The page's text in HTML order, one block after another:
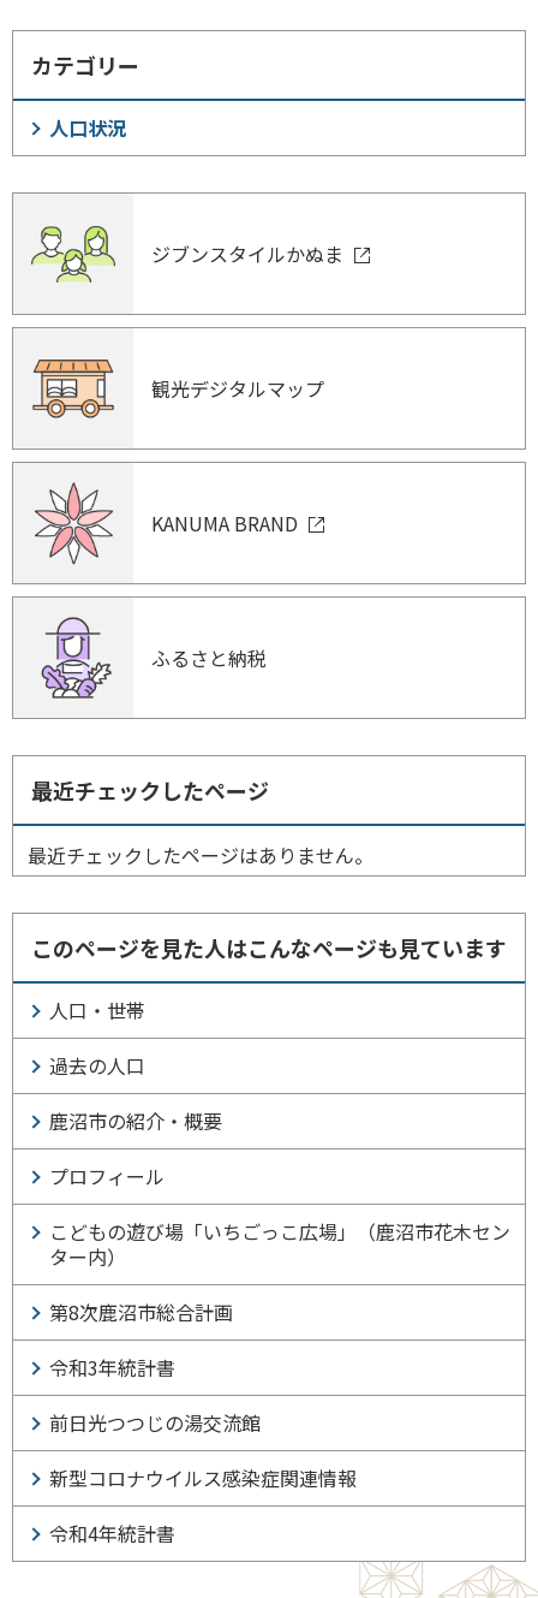
カテゴリー
人口状況
ジブンスタイルかぬま
観光デジタルマップ
KANUMA BRAND
ふるさと納税
最近チェックしたページ
最近チェックしたページはありません。
このページを見た人はこんなページも見ています
人口・世帯
過去の人口
鹿沼市の紹介・概要
プロフィール
こどもの遊び場「いちごっこ広場」（鹿沼市花木セン
ター内）
第8次鹿沼市総合計画
令和3年統計書
前日光つつじの湯交流館
新型コロナウイルス感染症関連情報
令和4年統計書